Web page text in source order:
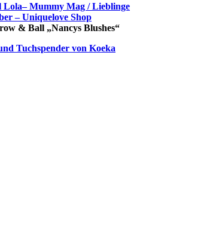
Lola– Mummy Mag / Lieblinge
– Uniquelove Shop
& Ball „Nancys Blushes“
Tuchspender von Koeka